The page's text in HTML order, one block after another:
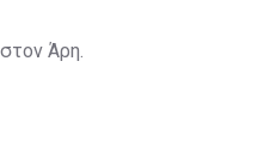
Άρη.